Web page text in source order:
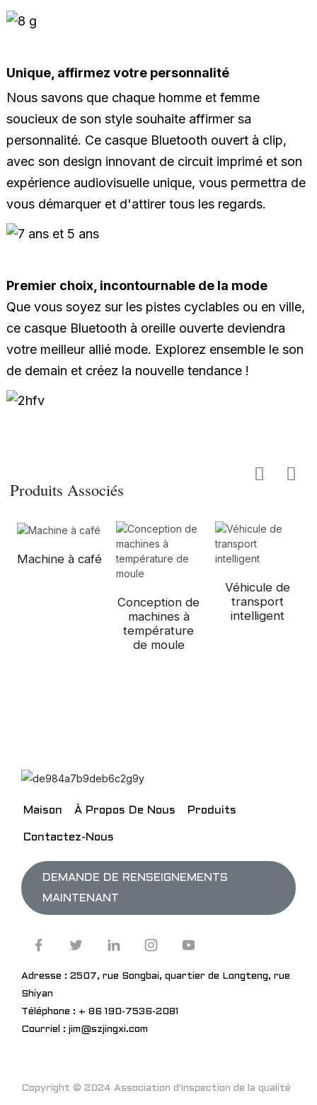
Unique, affirmez votre personnalité
Nous savons que chaque homme et femme
soucieux de son style souhaite affirmer sa
personnalité. Ce casque Bluetooth ouvert à clip,
avec son design innovant de circuit imprimé et son
expérience audiovisuelle unique, vous permettra de
vous démarquer et d'attirer tous les regards.
Premier choix, incontournable de la mode
Que vous soyez sur les pistes cyclables ou en ville,
ce casque Bluetooth à oreille ouverte deviendra
votre meilleur allié mode. Explorez ensemble le son
de demain et créez la nouvelle tendance !
Produits Associés
Machine à café
Conception de
machines à
température
de moule
Véhicule de
transport
intelligent
Maison À Propos De Nous Produits
Contactez-Nous
DEMANDE DE RENSEIGNEMENTS
MAINTENANT
Adresse : 2507, rue Songbai, quartier de Longteng, rue
Shiyan
Téléphone : + 86 190-7536-2081
Courriel : jim@szjingxi.com
Copyright © 2024 Association d'inspection de la qualité